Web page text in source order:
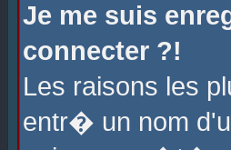
Je me suis
connecter ?!
Les raisons les
entr� un nom